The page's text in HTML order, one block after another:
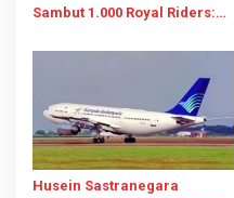
Sambut 1.000 Royal Riders:
Penggerak Pariwisata dan
Husein Sastranegara